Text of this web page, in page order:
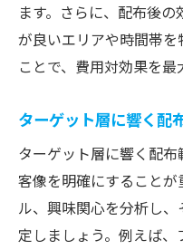
ます。さらに、配布後
が良いエリアや時間帯
ことで、費用対効果を最
ターゲット層に響く配
ターゲット層に響く配
客像を明確にすること
ル、興味関心を分析し
定しましょう。例えば